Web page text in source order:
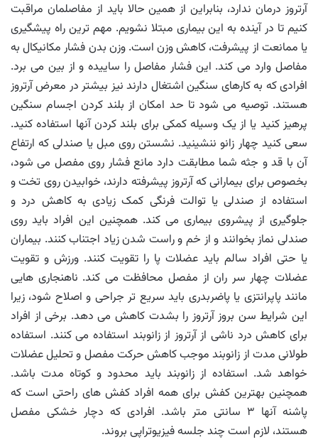
آرتروز درمان ندارد، بنابراین از همین حالا باید از مفاصلمان مراقبت
کنیم تا در آینده به این بیماری مبتلا نشویم. مهم ترین راه پیشگیری
یا ممانعت از پیشرفت، کاهش وزن است. وزن بدن فشار مکانیکال به
مفاصل وارد می کند. این فشار مفاصل را ساییده و از بین می برد.
افرادی که به کارهای سنگین اشتغال دارند نیز بیشتر در معرض آرتروز
هستند. توصیه می شود تا حد امکان از بلند کردن اجسام سنگین
پرهیز کنید یا از یک وسیله کمکی برای بلند کردن آنها استفاده کنید.
سعی کنید چهار زانو ننشینید. نشستن روی مبل یا صندلی که ارتفاع
آن با قد و جثه شما مطابقت دارد مانع فشار روی مفصل می شود،
بخصوص برای بیمارانی که آرتروز پیشرفته دارند، خوابیدن روی تخت و
استفاده از صندلی یا توالت فرنگی کمک زیادی به کاهش درد و
جلوگیری از پیشروی بیماری می کند. همچنین این افراد باید روی
صندلی نماز بخوانند و از خم و راست شدن زیاد اجتناب کنند. بیماران
یا حتی افراد سالم باید عضلات پا را تقویت کنند. ورزش و تقویت
عضلات چهار سر ران از مفصل محافظت می کند. ناهنجاری هایی
مانند پاپرانتزی یا پاضربدری باید سریع تر جراحی و اصلاح شود، زیرا
این شرایط سن بروز آرتروز را بشدت کاهش می دهد. برخی از افراد
برای کاهش درد ناشی از آرتروز از زانوبند استفاده می کنند. استفاده
طولانی مدت از زانوبند موجب کاهش حرکت مفصل و تحلیل عضلات
خواهد شد. استفاده از زانوبند باید محدود و کوتاه مدت باشد.
همچنین بهترین کفش برای همه افراد کفش های راحتی است که
پاشنه آنها ۳ سانتی متر باشد. افرادی که دچار خشکی مفصل
هستند، لازم است چند جلسه فیزیوتراپی بروند.